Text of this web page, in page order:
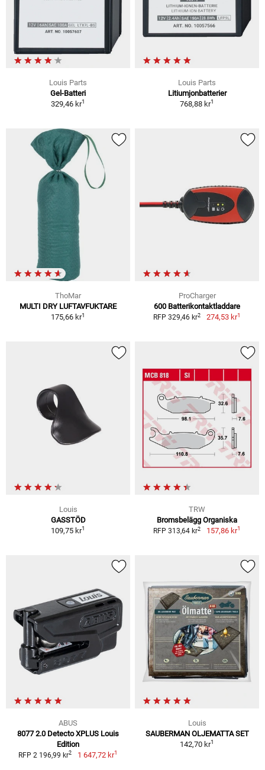
Louis Parts
Gel-Batteri
329,46 kr1
Louis Parts
Litiumjonbatterier
768,88 kr1
ThoMar
MULTI DRY LUFTAVFUKTARE
175,66 kr1
ProCharger
600 Batterikontaktladdare
RFP 329,46 kr2 274,53 kr1
Louis
GASSTÖD
109,75 kr1
TRW
Bromsbelägg Organiska
RFP 313,64 kr2 157,86 kr1
ABUS
8077 2.0 Detecto XPLUS Louis
Edition
RFP 2 196,99 kr2 1 647,72 kr1
Louis
SAUBERMAN OLJEMATTA SET
142,70 kr1